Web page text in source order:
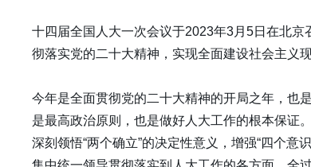
十四届全国人大一次会议于2023年3月5日在北
彻落实党的二十大精神，实现全面建设社会主义
今年是全面贯彻党的二十大精神的开局之年，也
是最高政治原则，也是做好人大工作的根本保证
深刻领悟“两个确立”的决定性意义，增强“四个意